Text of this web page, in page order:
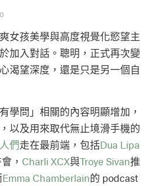
0
女孩美學與高度視覺化慾望主
加入對話。聰明，正式再次變
渴望深度，還是只是另一個自
學問」相關的內容明顯增加，
以及用來取代無止境滑手機的
們走在最前端，包括Dua Lipa
， Charli XCX與Troye Sivan推
Emma Chamberlain的 podcast